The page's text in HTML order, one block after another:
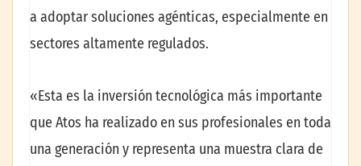
a adoptar soluciones agénticas, especialmente en
sectores altamente regulados.
«Esta es la inversión tecnológica más importante
que Atos ha realizado en sus profesionales en toda
una generación y representa una muestra clara de